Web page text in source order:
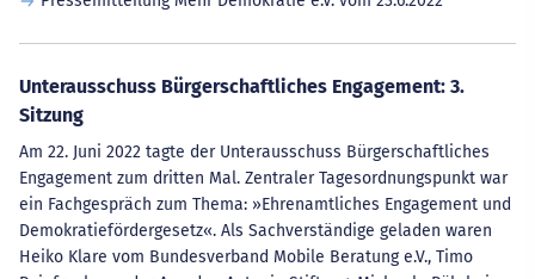
Unterausschuss Bürgerschaftliches Engagement: 3.
Sitzung
Am 22. Juni 2022 tagte der Unterausschuss Bürgerschaftliches
Engagement zum dritten Mal. Zentraler Tagesordnungspunkt war
ein Fachgespräch zum Thema: »Ehrenamtliches Engagement und
Demokratiefördergesetz«. Als Sachverständige geladen waren
Heiko Klare vom Bundesverband Mobile Beratung e.V., Timo